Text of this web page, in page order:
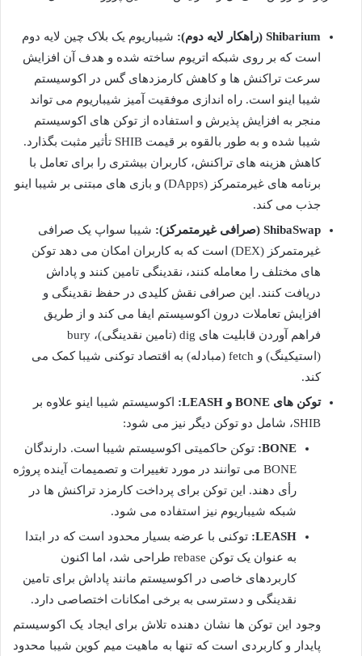
Shibarium (راهکار لایه دوم):
شیباریوم یک بلاک چین لایه دوم
است که بر روی شبکه اتریوم ساخته شده و هدف آن افزایش
سرعت تراکنش ها و کاهش کارمزدهای گس در اکوسیستم
شیبا اینو است. راه اندازی موفقیت آمیز شیباریوم می تواند
منجر به افزایش پذیرش و استفاده از توکن های اکوسیستم
شیبا شده و به طور بالقوه بر قیمت SHIB تأثیر مثبت بگذارد.
کاهش هزینه های تراکنش، کاربران بیشتری را برای تعامل با
برنامه های غیرمتمرکز (DApps) و بازی های مبتنی بر شیبا اینو
جذب می کند.
ShibaSwap (صرافی غیرمتمرکز):
شیبا سواپ یک صرافی
غیرمتمرکز (DEX) است که به کاربران امکان می دهد توکن
های مختلف را معامله کنند، نقدینگی تامین کنند و پاداش
دریافت کنند. این صرافی نقش کلیدی در حفظ نقدینگی و
افزایش تعاملات درون اکوسیستم ایفا می کند و از طریق
فراهم آوردن قابلیت های dig (تامین نقدینگی)، bury
(استیکینگ) و fetch (مبادله) به اقتصاد توکنی شیبا کمک می
کند.
توکن های BONE و LEASH:
اکوسیستم شیبا اینو علاوه بر
SHIB، شامل دو توکن دیگر نیز می شود:
BONE: توکن حاکمیتی اکوسیستم شیبا است. دارندگان
BONE می توانند در مورد تغییرات و تصمیمات آینده پروژه
رأی دهند. این توکن برای پرداخت کارمزد تراکنش ها در
شبکه شیباریوم نیز استفاده می شود.
LEASH: توکنی با عرضه بسیار محدود است که در ابتدا
به عنوان یک توکن rebase طراحی شد، اما اکنون
کاربردهای خاصی در اکوسیستم مانند پاداش برای تامین
نقدینگی و دسترسی به برخی امکانات اختصاصی دارد.
وجود این توکن ها نشان دهنده تلاش برای ایجاد یک اکوسیستم
پایدار و کاربردی است که تنها به ماهیت میم کوین شیبا محدود